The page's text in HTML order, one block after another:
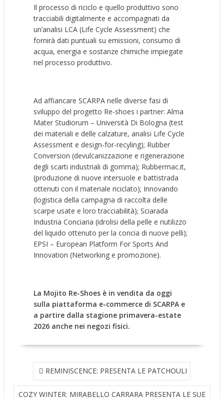
Il processo di riciclo e quello produttivo sono
tracciabili digitalmente e accompagnati da
un’analisi LCA (Life Cycle Assessment) che
fornirà dati puntuali su emissioni, consumo di
acqua, energia e sostanze chimiche impiegate
nel processo produttivo.
Ad affiancare SCARPA nelle diverse fasi di
sviluppo del progetto Re-shoes i partner: Alma
Mater Studiorum – Università Di Bologna (test
dei materiali e delle calzature, analisi Life Cycle
Assessment e design-for-recyling); Rubber
Conversion (devulcanizzazione e rigenerazione
degli scarti industriali di gomma); Rubbermac.it,
(produzione di nuove intersuole e battistrada
ottenuti con il materiale riciclato); Innovando
(logistica della campagna di raccolta delle
scarpe usate e loro tracciabilità); Sciarada
Industria Conciaria (idrolisi della pelle e riutilizzo
del liquido ottenuto per la concia di nuove pelli);
EPSI – European Platform For Sports And
Innovation (Networking e promozione).
La Mojito Re-Shoes è in vendita da oggi
sulla piattaforma e-commerce di SCARPA e
a partire dalla stagione primavera-estate
2026 anche nei negozi fisici.
NAVIGAZIONE
ARTICOLIREMINISCENCE: PRESENTA LE PATCHOULI
COZY WINTER: MIRABELLO CARRARA PRESENTA LE SUE